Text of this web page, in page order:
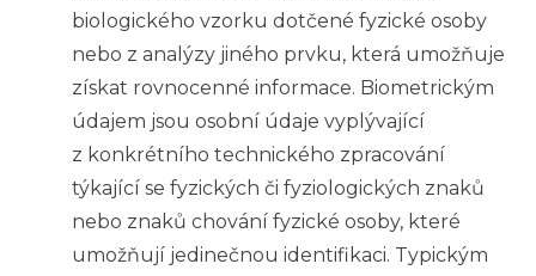
biologického vzorku dotčené fyzické osoby
nebo z analýzy jiného prvku, která umožňuje
získat rovnocenné informace. Biometrickým
údajem jsou osobní údaje vyplývající
z konkrétního technického zpracování
týkající se fyzických či fyziologických znaků
nebo znaků chování fyzické osoby, které
umožňují jedinečnou identifikaci. Typickým